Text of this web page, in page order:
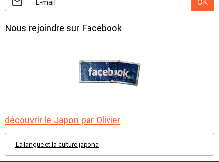
Nous rejoindre sur Facebook
découvrir le Japon par Olivier
La langue et la culture japona